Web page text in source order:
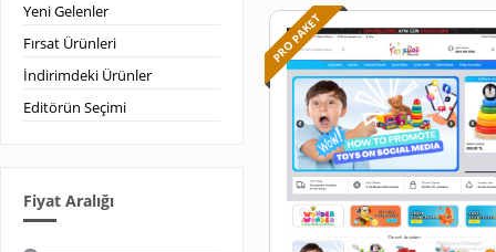
Yeni Gelenler
Fırsat Ürünleri
İndirimdeki Ürünler
Editörün Seçimi
Fiyat Aralığı
PRO PAKET